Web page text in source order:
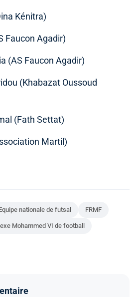
Kénitra)
Faucon Agadir)
(AS Faucon Agadir)
(Khabazat Oussoud
(Fath Settat)
Martil)
nationale de futsal FRMF
Mohammed VI de football